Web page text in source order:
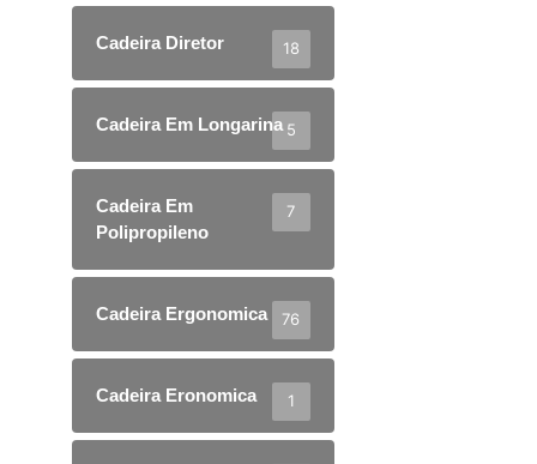
Cadeira Diretor 18
Cadeira Em Longarina 5
Cadeira Em
Polipropileno
7
Cadeira Ergonomica 76
Cadeira Eronomica 1